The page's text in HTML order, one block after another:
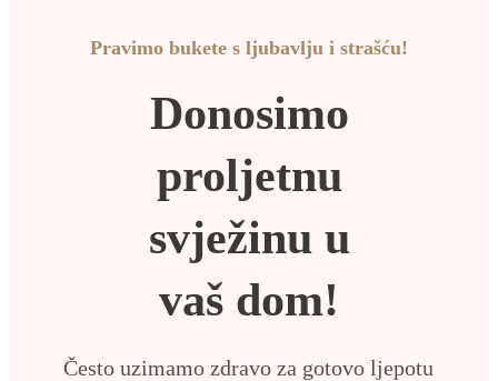
Pravimo bukete s ljubavlju i strašću!
Donosimo
proljetnu
svježinu u
vaš dom!
Često uzimamo zdravo za gotovo ljepotu